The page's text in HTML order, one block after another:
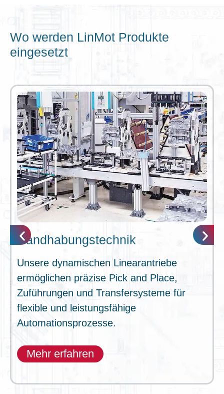
Wo werden LinMot Produkte
eingesetzt
Handhabungstechnik
Unsere dynamischen Linearantriebe
ermöglichen präzise Pick and Place,
Zuführungen und Transfersysteme für
flexible und leistungsfähige
Automationsprozesse.
Mehr erfahren